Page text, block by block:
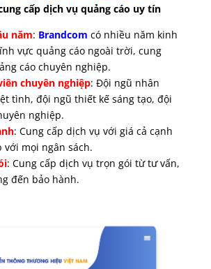
cấp dịch vụ quảng cáo uy tín
năm: Brandcom có nhiều năm kinh
vực quảng cáo ngoài trời, cung
cáo chuyên nghiệp.
chuyên nghiệp: Đội ngũ nhân
tình, đội ngũ thiết kế sáng tạo, đội
nghiệp.
: Cung cấp dịch vụ với giá cả cạnh
mọi ngân sách.
: Cung cấp dịch vụ trọn gói từ tư vấn,
đến bảo hành.